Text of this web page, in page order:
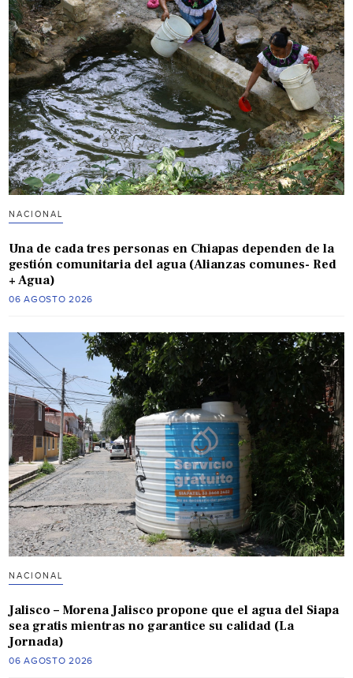
NACIONAL
Una de cada tres personas en Chiapas dependen de la
gestión comunitaria del agua (Alianzas comunes- Red
+ Agua)
06 AGOSTO 2026
NACIONAL
Jalisco – Morena Jalisco propone que el agua del Siapa
sea gratis mientras no garantice su calidad (La
Jornada)
06 AGOSTO 2026